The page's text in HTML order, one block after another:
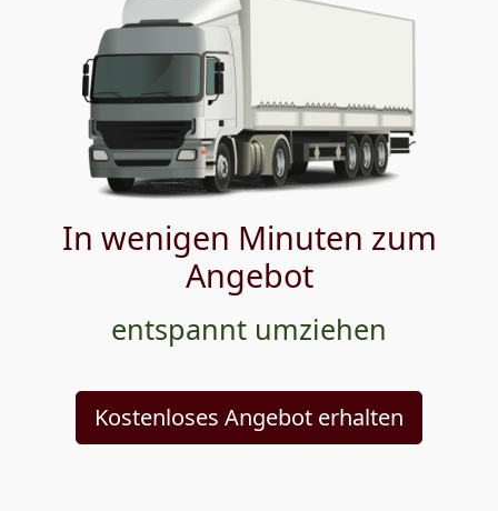
In wenigen Minuten zum
Angebot
entspannt umziehen
Kostenloses Angebot erhalten